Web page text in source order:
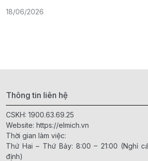
18/06/2026
Thông tin liên hệ
CSKH: 1900.63.69.25
Website: https://elmich.vn
Thời gian làm việc:
Thứ Hai – Thứ Bảy: 8:00 – 21:00 (Nghỉ
định)